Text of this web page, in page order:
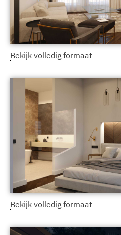
Bekijk volledig formaat
Bekijk volledig formaat